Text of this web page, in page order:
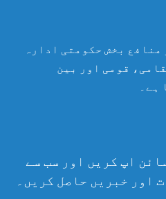
منافع بخش حکومتی ادارہ
قومی اور بین
اپ کریں اور سب سے
اور خبریں حاصل کریں۔